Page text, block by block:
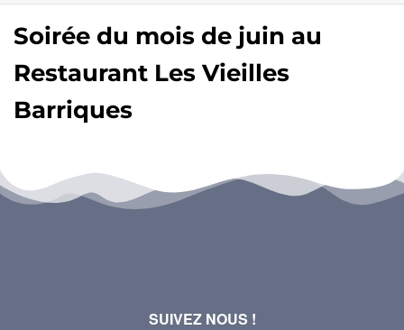
Soirée du mois de juin au
Restaurant Les Vieilles
Barriques
SUIVEZ NOUS !